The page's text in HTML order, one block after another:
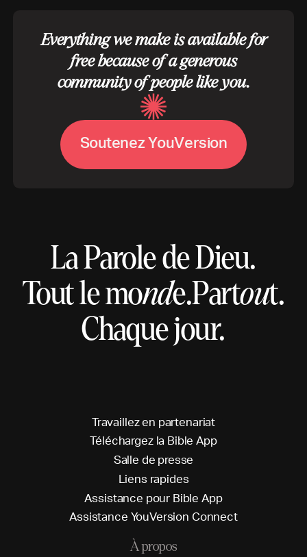
Everything we make is available for
free because of a generous
community of people like you.
SoutenezYouVersion
La Parole de Dieu.
Tout le monde.Partout.
Chaque jour.
Travaillezen partenariat
Téléchargez la Bible App
Salle de presse
L iens rapides
Assistance pour Bible App
Assistance YouVersion Connect
À propos